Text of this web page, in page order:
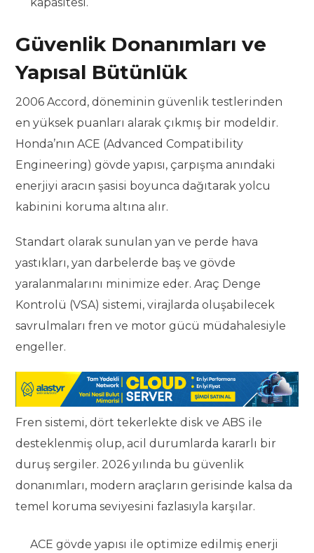
Güvenlik Donanımları ve
Yapısal Bütünlük
2006 Accord, döneminin güvenlik testlerinden
en yüksek puanları alarak çıkmış bir modeldir.
Honda’nın ACE (Advanced Compatibility
Engineering) gövde yapısı, çarpışma anındaki
enerjiyi aracın şasisi boyunca dağıtarak yolcu
kabinini koruma altına alır.
Standart olarak sunulan yan ve perde hava
yastıkları, yan darbelerde baş ve gövde
yaralanmalarını minimize eder. Araç Denge
Kontrolü (VSA) sistemi, virajlarda oluşabilecek
savrulmaları fren ve motor gücü müdahalesiyle
engeller.
Fren sistemi, dört tekerlekte disk ve ABS ile
desteklenmiş olup, acil durumlarda kararlı bir
duruş sergiler. 2026 yılında bu güvenlik
donanımları, modern araçların gerisinde kalsa da
temel koruma seviyesini fazlasıyla karşılar.
ACE gövde yapısı ile optimize edilmiş enerji